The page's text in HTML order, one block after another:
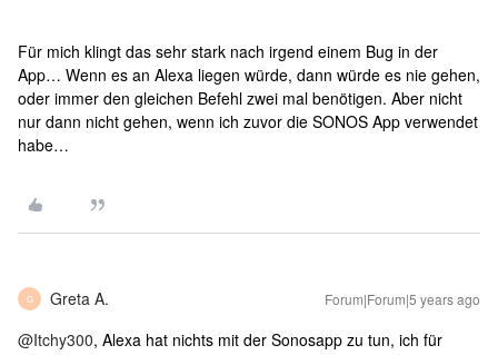
Für mich klingt das sehr stark nach irgend einem Bug in der
App… Wenn es an Alexa liegen würde, dann würde es nie gehen,
oder immer den gleichen Befehl zwei mal benötigen. Aber nicht
nur dann nicht gehen, wenn ich zuvor die SONOS App verwendet
habe…
G Greta A. Forum|Forum|5 years ago
@Itchy300, Alexa hat nichts mit der Sonosapp zu tun, ich für